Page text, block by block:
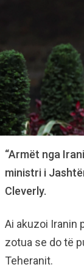
“Armët nga
ministri i
Cleverly.
Ai akuzoi Iranin
zotua se do të
Teheranit.